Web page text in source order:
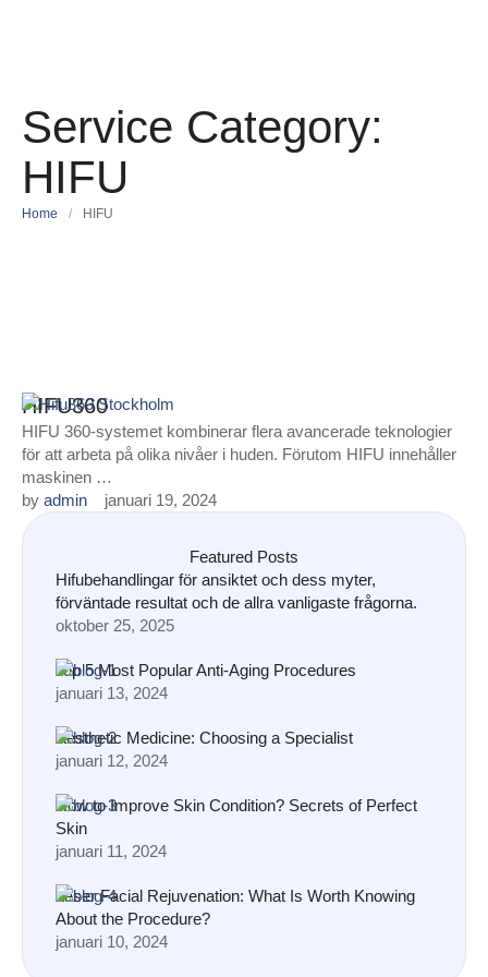
Service Category:
HIFU
Home / HIFU
HIFU360
HIFU 360-systemet kombinerar flera avancerade teknologier
för att arbeta på olika nivåer i huden. Förutom HIFU innehåller
maskinen …
by admin januari 19, 2024
Featured Posts
Hifubehandlingar för ansiktet och dess myter,
förväntade resultat och de allra vanligaste frågorna.
oktober 25, 2025
Top 5 Most Popular Anti-Aging Procedures
januari 13, 2024
Aesthetic Medicine: Choosing a Specialist
januari 12, 2024
How to Improve Skin Condition? Secrets of Perfect
Skin
januari 11, 2024
Laser Facial Rejuvenation: What Is Worth Knowing
About the Procedure?
januari 10, 2024